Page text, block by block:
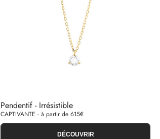
Pendentif - Irrésistible
CAPTIVANTE - à partir de 615€
DÉCOUVRIR